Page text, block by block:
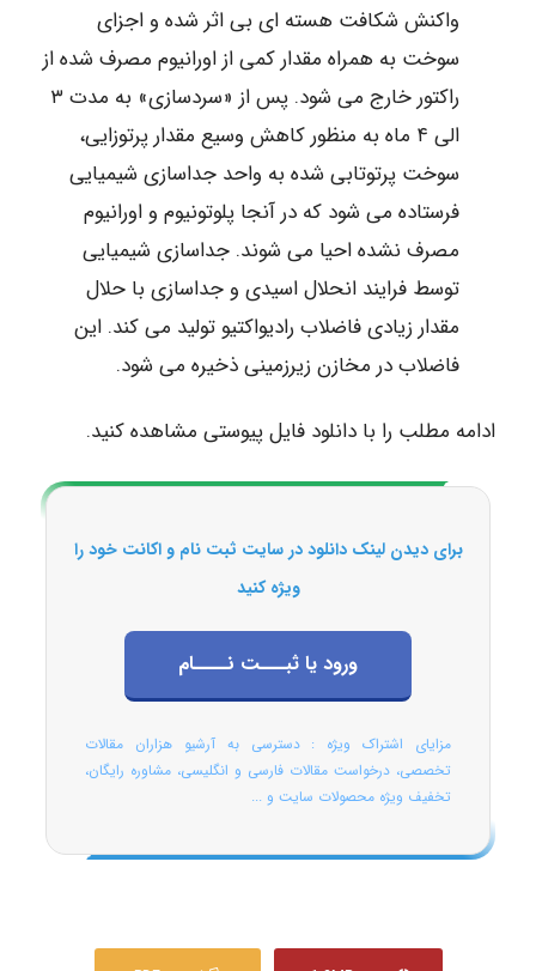
واکنش شکافت هسته ای بی اثر شده و اجزای
سوخت به همراه مقدار کمی از اورانیوم مصرف شده از
راکتور خارج می شود. پس از «سردسازی» به مدت ۳
الی ۴ ماه به منظور کاهش وسیع مقدار پرتوزایی،
سوخت پرتوتابی شده به واحد جداسازی شیمیایی
فرستاده می شود که در آنجا پلوتونیوم و اورانیوم
مصرف نشده احیا می شوند. جداسازی شیمیایی
توسط فرایند انحلال اسیدی و جداسازی با حلال
مقدار زیادی فاضلاب رادیواکتیو تولید می کند. این
فاضلاب در مخازن زیرزمینی ذخیره می شود.
ادامه مطلب را با دانلود فایل پیوستی مشاهده کنید.
برای دیدن لینک دانلود در سایت ثبت نام و اکانت خود را
ویژه کنید
ورود یا ثبـــت نــــام
مزایای اشتراک ویژه : دسترسی به آرشیو هزاران مقالات
تخصصی، درخواست مقالات فارسی و انگلیسی، مشاوره رایگان،
تخفیف ویژه محصولات سایت و ...